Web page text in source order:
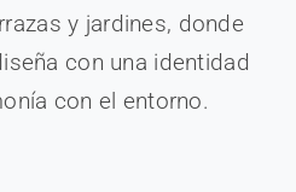
y jardines, donde
con una identidad
con el entorno.